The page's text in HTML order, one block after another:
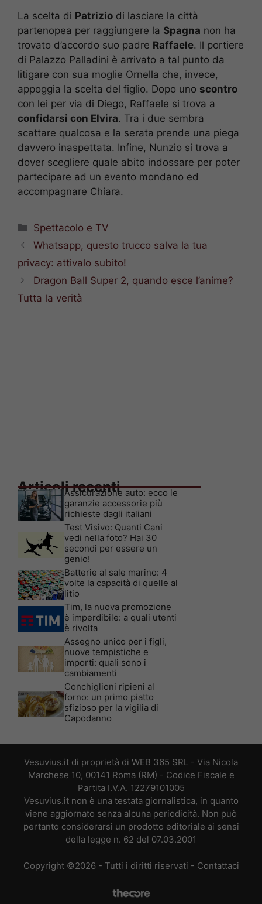
La scelta di Patrizio di lasciare la città
partenopea per raggiungere la Spagna non ha
trovato d’accordo suo padre Raffaele. Il portiere
di Palazzo Palladini è arrivato a tal punto da
litigare con sua moglie Ornella che, invece,
appoggia la scelta del figlio. Dopo uno scontro
con lei per via di Diego, Raffaele si trova a
confidarsi con Elvira. Tra i due sembra
scattare qualcosa e la serata prende una piega
davvero inaspettata. Infine, Nunzio si trova a
dover scegliere quale abito indossare per poter
partecipare ad un evento mondano ed
accompagnare Chiara.
Categorie
Spettacolo e TV
Whatsapp, questo trucco salva la tua
privacy: attivalo subito!
Dragon Ball Super 2, quando esce l’anime?
Tutta la verità
Articoli recenti
Assicurazione auto: ecco le
garanzie accessorie più
richieste dagli italiani
Test Visivo: Quanti Cani
vedi nella foto? Hai 30
secondi per essere un
genio!
Batterie al sale marino: 4
volte la capacità di quelle al
litio
Tim, la nuova promozione
è imperdibile: a quali utenti
è rivolta
Assegno unico per i figli,
nuove tempistiche e
importi: quali sono i
cambiamenti
Conchiglioni ripieni al
forno: un primo piatto
sfizioso per la vigilia di
Capodanno
Vesuvius.it di proprietà di WEB 365 SRL - Via Nicola
Marchese 10, 00141 Roma (RM) - Codice Fiscale e
Partita I.V.A. 12279101005
Vesuvius.it non è una testata giornalistica, in quanto
viene aggiornato senza alcuna periodicità. Non può
pertanto considerarsi un prodotto editoriale ai sensi
della legge n. 62 del 07.03.2001
Copyright ©2026 - Tutti i diritti riservati - Contattaci